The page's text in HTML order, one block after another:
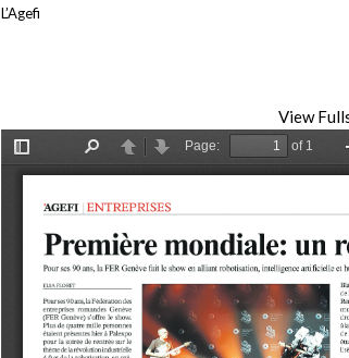
L’Agefi
View